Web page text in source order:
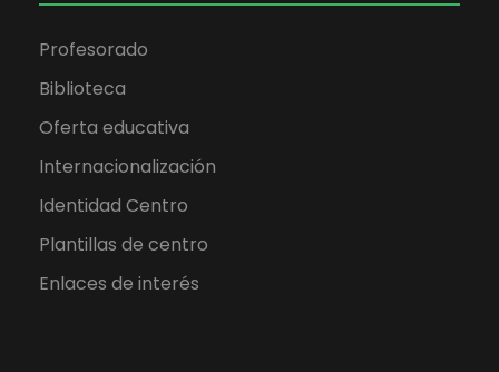
Profesorado
Biblioteca
Oferta educativa
Internacionalización
Identidad Centro
Plantillas de centro
Enlaces de interés